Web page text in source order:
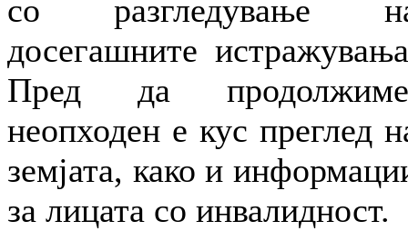
со разгледување
досегашните
Пред да
неопходен е кус преглед
земјата, како и
за лицата со инвалидност.